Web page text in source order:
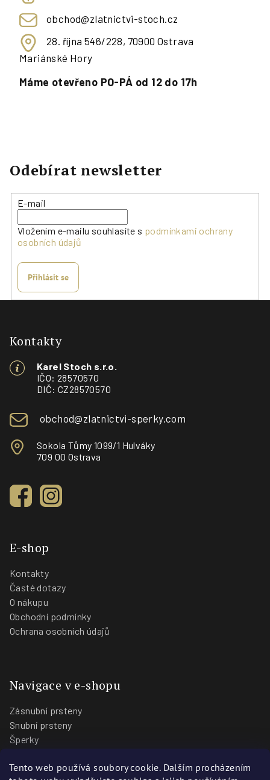
Tento web používá soubory cookie. Dalším procházením
obchod@zlatnictvi-stoch.cz
28. října 546/228, 70900 Ostrava
Mariánské Hory
Máme otevřeno PO-PÁ od 12 do 17h
Odebírat newsletter
E-mail
Vložením e-mailu souhlasíte s podmínkami ochrany
osobních údajů
Přihlásit se
Kontakty
Karel Stoch s.r.o.
IČO: 28570570
DIČ: CZ28570570
obchod@zlatnictvi-sperky.com
Sokola Tůmy 1099/1 Hulváky
709 00 Ostrava
E-shop
Kontakty
Časté dotazy
O nákupu
Obchodní podmínky
Ochrana osobních údajů
Navigace v e-shopu
Zásnubní prsteny
Snubní prsteny
Šperky
Blog